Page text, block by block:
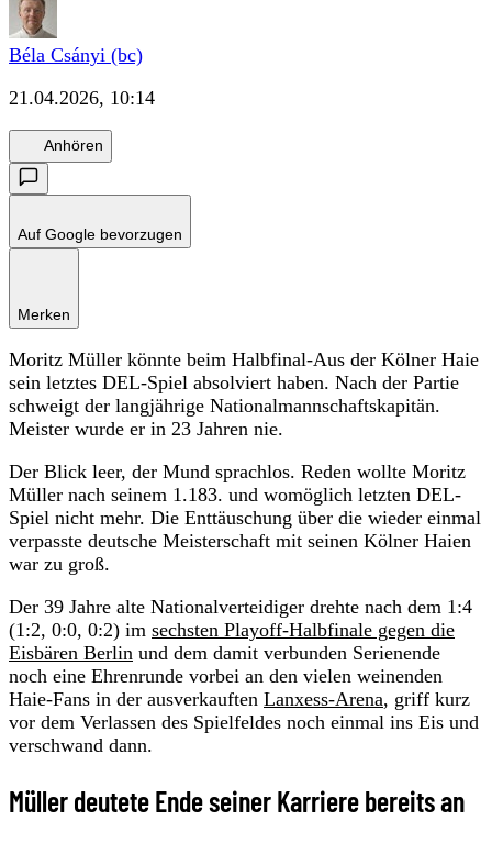
Béla Csányi (bc)
21.04.2026, 10:14
Anhören
Auf Google bevorzugen
Merken
Moritz Müller könnte beim Halbfinal-Aus der Kölner Haie
sein letztes DEL-Spiel absolviert haben. Nach der Partie
schweigt der langjährige Nationalmannschaftskapitän.
Meister wurde er in 23 Jahren nie.
Der Blick leer, der Mund sprachlos. Reden wollte Moritz
Müller nach seinem 1.183. und womöglich letzten DEL-
Spiel nicht mehr. Die Enttäuschung über die wieder einmal
verpasste deutsche Meisterschaft mit seinen Kölner Haien
war zu groß.
Der 39 Jahre alte Nationalverteidiger drehte nach dem 1:4
(1:2, 0:0, 0:2) im sechsten Playoff-Halbfinale gegen die
Eisbären Berlin und dem damit verbunden Serienende
noch eine Ehrenrunde vorbei an den vielen weinenden
Haie-Fans in der ausverkauften Lanxess-Arena, griff kurz
vor dem Verlassen des Spielfeldes noch einmal ins Eis und
verschwand dann.
Müller deutete Ende seiner Karriere bereits an